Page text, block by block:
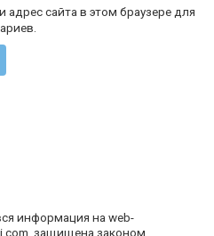
адрес сайта в этом браузере для
информация на web-
защищена законом